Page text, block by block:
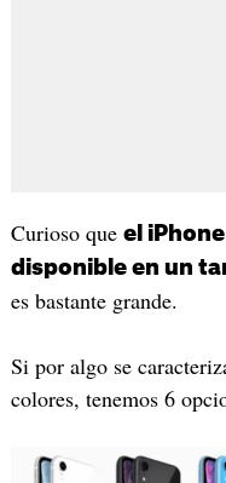
Curioso que el
disponible en un
es bastante grande.
Si por algo se
colores, tenemos 6